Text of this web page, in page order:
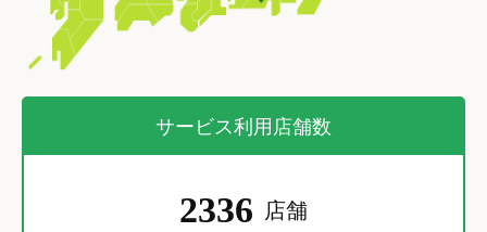
サービス利用店舗数
2336 店舗